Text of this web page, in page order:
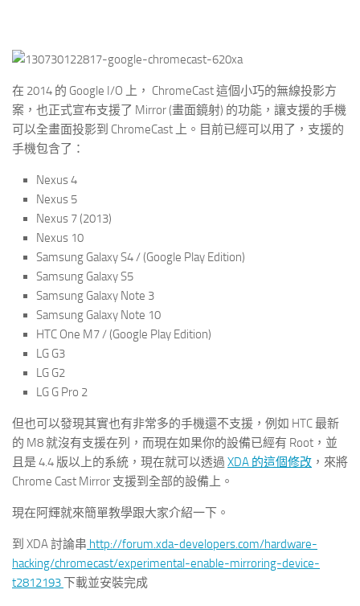
在 2014 的 Google I/O 上， ChromeCast 這個小巧的無線投影方
案，也正式宣布支援了 Mirror (畫面鏡射) 的功能，讓支援的手機
可以全畫面投影到 ChromeCast 上。目前已經可以用了，支援的
手機包含了：
Nexus 4
Nexus 5
Nexus 7 (2013)
Nexus 10
Samsung Galaxy S4 / (Google Play Edition)
Samsung Galaxy S5
Samsung Galaxy Note 3
Samsung Galaxy Note 10
HTC One M7 / (Google Play Edition)
LG G3
LG G2
LG G Pro 2
但也可以發現其實也有非常多的手機還不支援，例如 HTC 最新
的 M8 就沒有支援在列，而現在如果你的設備已經有 Root，並
且是 4.4 版以上的系統，現在就可以透過 XDA 的這個修改 ，來將
Chrome Cast Mirror 支援到全部的設備上。
現在阿輝就來簡單教學跟大家介紹一下。
到 XDA 討論串 http://forum.xda-developers.com/hardware-
hacking/chromecast/experimental-enable-mirroring-device-
t2812193下載並安裝完成